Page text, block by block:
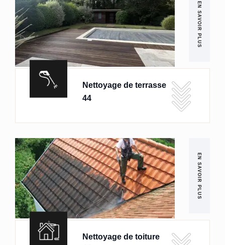
EN SAVOIR PLUS
Nettoyage de terrasse
44
EN SAVOIR PLUS
Nettoyage de toiture